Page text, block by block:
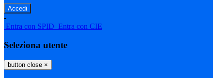
-
Entra con SPID Entra con CIE
Seleziona utente
button close ×